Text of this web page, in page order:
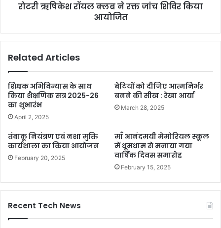
रोटरी ऋषिकेश रॉयल क्लब ने रक्त जांच शिविर किया
आयोजित
Related Articles
शिक्षक अभिविन्यास के साथ
किया शैक्षणिक सत्र 2025-26
का शुभारंभ
April 2, 2025
बेटियों को दीजिए आत्मनिर्भर
बनने की सीख : रेखा आर्या
March 28, 2025
तंबाकू नियंत्रण एवं नशा मुक्ति
कार्यशाला का किया आयोजन
February 20, 2025
माँ आनंदमयी मेमोरियल स्कूल
में धूमधाम से मनाया गया
वार्षिक दिवस समारोह
February 15, 2025
Recent Tech News